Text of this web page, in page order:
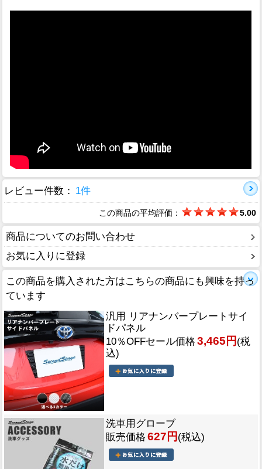
レビュー件数： 1件
この商品の平均評価： 5.00
商品についてのお問い合わせ
お気に入りに登録
この商品を購入された方はこちらの商品にも興味を持っ
ています
汎用 リアナンバープレートサイ
ドパネル
10％OFFセール価格 3,465円 (税
込)
洗車用グローブ
販売価格 627円 (税込)